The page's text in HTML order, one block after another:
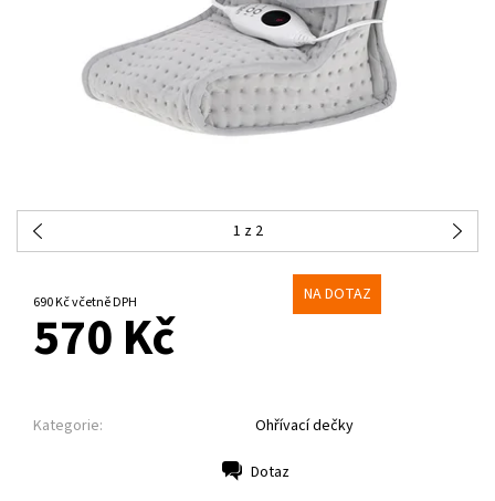
1 z 2
690 Kč včetně DPH NA DOTAZ
570 Kč
Kategorie: Ohřívací dečky
Dotaz